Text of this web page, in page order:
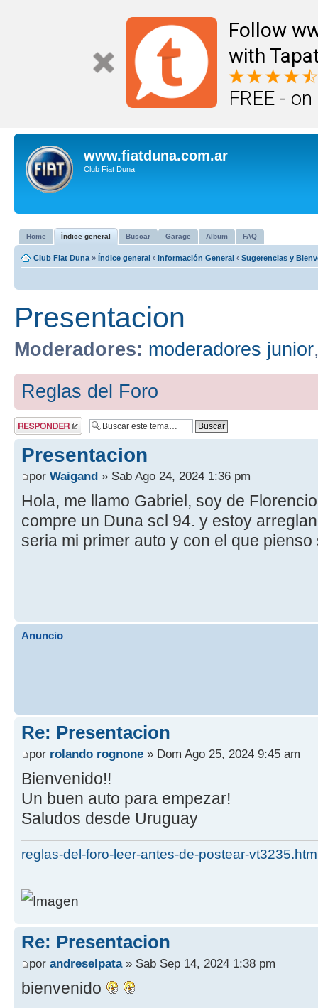
Follow
with
FREE -
www.fiatduna.com.ar
Club Fiat Duna
Home Índice general Buscar Garage Album FAQ
Club Fiat Duna » Índice general ‹ Información General ‹ Sugerencias y
Presentacion
Moderadores: moderadores junior
Reglas del Foro
Publicar una
respuesta
Presentacion
por Waigand » Sab Ago 24, 2024 1:36 pm
Hola, me llamo Gabriel, soy de
compre un Duna scl 94. y estoy
seria mi primer auto y con el que
Anuncio
Re: Presentacion
por rolando rognone » Dom Ago 25, 2024 9:45 am
Bienvenido!!
Un buen auto para empezar!
Saludos desde Uruguay
reglas-del-foro-leer-antes-de-postear-
Re: Presentacion
por andreselpata» Sab Sep 14, 2024 1:38 pm
bienvenido